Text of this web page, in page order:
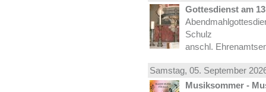
Gottesdienst am
Schulz
anschl.
Samstag, 05. September
Musiksommer -